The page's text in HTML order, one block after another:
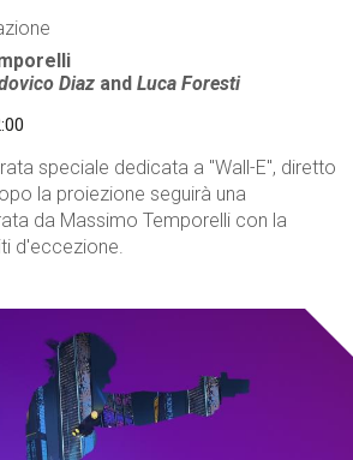
Diaz andLuca Foresti
speciale dedicata a "Wall-E", diretto
la proiezione seguirà una
da Massimo Temporelli con la
d'eccezione.